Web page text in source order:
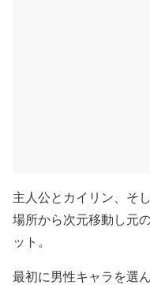
主人公とカイリン、そ
場所から次元移動し元
ット。
最初に男性キャラを選